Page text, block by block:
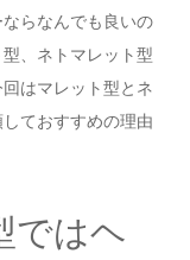
らなんでも良いの
、ネトマレット型
はマレット型とネ
ておすすめの理由
ではヘ